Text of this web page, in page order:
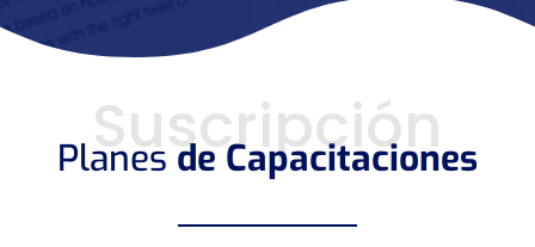
Suscripción
Planesde Capacitaciones